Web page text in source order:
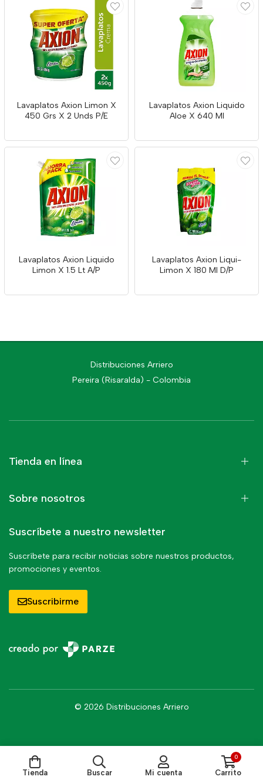
Lavaplatos Axion Limon X
450 Grs X 2 Unds P/E
Lavaplatos Axion Liquido
Aloe X 640 Ml
Lavaplatos Axion Liquido
Limon X 1.5 Lt A/P
Lavaplatos Axion Liqui-
Limon X 180 Ml D/P
Distribuciones Arriero
Pereira (Risaralda) - Colombia
Tienda en línea
Sobre nosotros
Suscríbete a nuestro newsletter
Suscríbete para recibir noticias sobre nuestros productos,
promociones y eventos.
Suscribirme
© 2026 Distribuciones Arriero
Tienda Buscar Mi cuenta
0
Carrito